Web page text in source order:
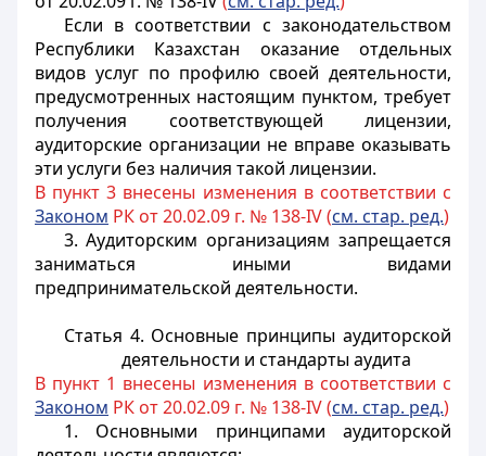
Если в соответствии с законодательством
Республики Казахстан оказание отдельных
видов услуг по профилю своей деятельности,
предусмотренных настоящим пунктом, требует
получения соответствующей лицензии,
аудиторские организации не вправе оказывать
эти услуги без наличия такой лицензии.
В пункт 3 внесены изменения в соответствии с
Законом РК от 20.02.09 г. № 138-IV (см. стар. ред.)
3. Аудиторским организациям запрещается
заниматься иными видами
предпринимательской деятельности.
Статья 4. Основные принципы аудиторской
деятельности и стандарты аудита
В пункт 1 внесены изменения в соответствии с
Законом РК от 20.02.09 г. № 138-IV (см. стар. ред.)
1. Основными принципами аудиторской